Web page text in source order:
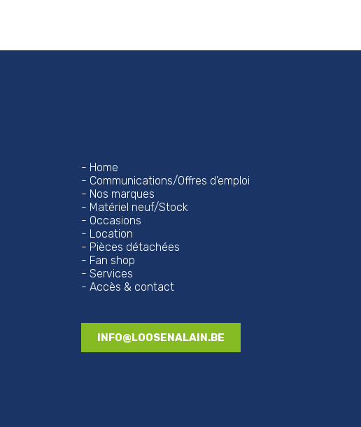
Home
Communications/Offres d'emploi
Nos marques
Matériel neuf/Stock
Occasions
Location
Pièces détachées
Fan shop
Services
Accès & contact
INFO@LOOSENALAIN.BE